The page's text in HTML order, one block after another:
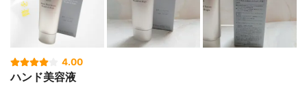
4.00
ハンド美容液